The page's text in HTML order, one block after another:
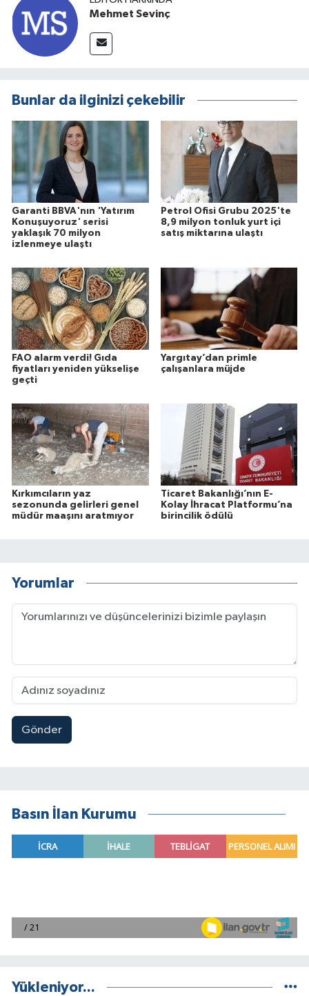
Mehmet Sevinç
Bunlar da ilginizi çekebilir
Garanti BBVA'nın 'Yatırım
Konuşuyoruz' serisi
yaklaşık 70 milyon
izlenmeye ulaştı
Petrol Ofisi Grubu 2025'te
8,9 milyon tonluk yurt içi
satış miktarına ulaştı
FAO alarm verdi! Gıda
fiyatları yeniden yükselişe
geçti
Yargıtay’dan primle
çalışanlara müjde
Kırkımcıların yaz
sezonunda gelirleri genel
müdür maaşını aratmıyor
Ticaret Bakanlığı’nın E-
Kolay İhracat Platformu’na
birincilik ödülü
Yorumlar
Gönder
Basın İlan Kurumu
Yükleniyor...